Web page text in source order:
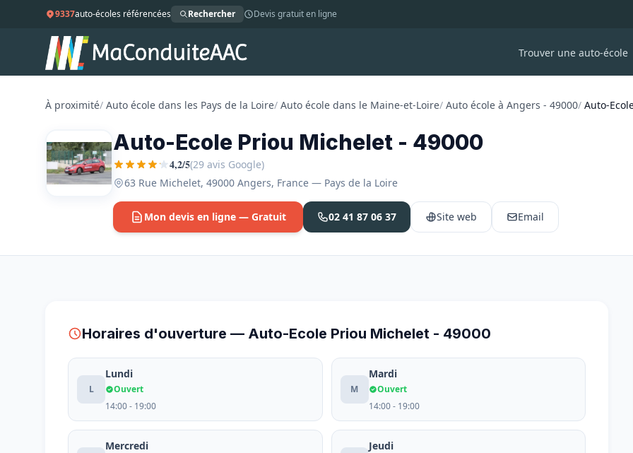
9337auto-écoles référencées Rechercher Devis gratuit en ligne
Trouver une auto-école
À proximité/ Auto école dans les Pays de la Loire/ Auto école dans le Maine-et-Loire/ Auto école à Angers - 49000/ Auto-
Auto-Ecole Priou Michelet - 49000
4,2/5(29 avis Google)
63 Rue Michelet, 49000 Angers, France — Pays de la Loire
Mon devis en ligne — Gratuit 02 41 87 06 37 Site web Email
Horaires d'ouverture — Auto-Ecole Priou Michelet - 49000
L
Lundi
Ouvert
14:00 - 19:00
M
Mardi
Ouvert
14:00 - 19:00
Mercredi Jeudi